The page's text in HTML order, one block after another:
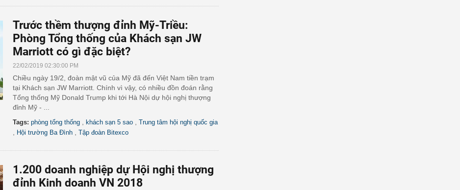
Trước thềm thượng đỉnh Mỹ-Triều:
Phòng Tổng thống của Khách sạn JW
Marriott có gì đặc biệt?
22/02/2019 02:30:00 PM
Chiều ngày 19/2, đoàn mật vũ của Mỹ đã đến Việt Nam tiền trạm
tại Khách sạn JW Marriott. Chính vì vậy, có nhiều đồn đoán rằng
Tổng thống Mỹ Donald Trump khi tới Hà Nội dự hội nghị thượng
đỉnh Mỹ - ...
Tags: phòng tổng thống khách sạn 5 sao Trung tâm hội nghị quốc gia
Hội trường Ba Đình Tập đoàn Bitexco
1.200 doanh nghiệp dự Hội nghị thượng
đỉnh Kinh doanh VN 2018